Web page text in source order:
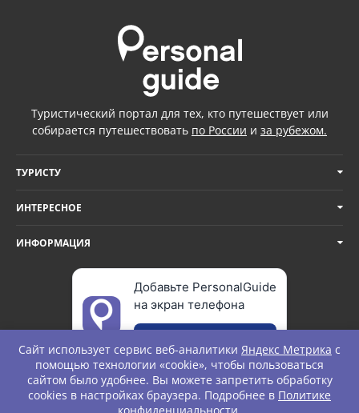
Туристический портал для тех, кто путешествует или
собирается путешествовать по России и за рубежом.
ТУРИСТУ
ИНТЕРЕСНОЕ
ИНФОРМАЦИЯ
Добавьте PersonalGuide
на экран телефона
© Personal Guide. All rights Reserved.
Сайт использует сервис веб-аналитики Яндекс Метрика с
помощью технологии «cookie», чтобы пользоваться
сайтом было удобнее. Вы можете запретить обработку
cookies в настройках браузера. Подробнее в Политике